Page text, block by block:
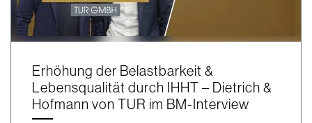
Erhöhung der Belastbarkeit &
Lebensqualität durch IHHT – Dietrich &
Hofmann von TUR im BM-Interview